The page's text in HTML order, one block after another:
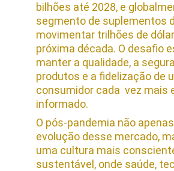
bilhões até 2028, e
segmento de suplementos
movimentar trilhões de
próxima década. O desafio
manter a qualidade, a
produtos e a fidelização de
consumidor cada  vez mais
informado.
O pós-pandemia não
evolução desse mercado,
uma cultura mais
sustentável, onde saúde,